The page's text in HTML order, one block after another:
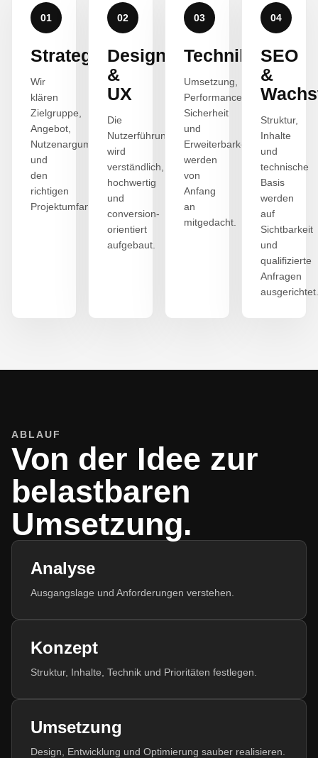
01
Strategie
Wir
klären
Zielgruppe,
Angebot,
Nutzenargumente
und
den
richtigen
Projektumfang.
02
Design
&
UX
Die
Nutzerführung
wird
verständlich,
hochwertig
und
conversion-
orientiert
aufgebaut.
03
Technik
Umsetzung,
Performance,
Sicherheit
und
Erweiterbarkeit
werden
von
Anfang
an
mitgedacht.
04
SEO
&
Struktur,
Inhalte
und
technische
Basis
werden
auf
Sichtbarkeit
und
qualifizierte
Anfragen
ausgerichtet.
ABLAUF
Von der Idee zur
belastbaren
Umsetzung.
Analyse
Ausgangslage und Anforderungen verstehen.
Konzept
Struktur, Inhalte, Technik und Prioritäten festlegen.
Umsetzung
Design, Entwicklung und Optimierung sauber realisieren.